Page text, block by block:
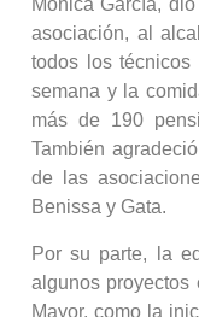
Mónica García,
asociación, al
todos los técnicos
semana y la
más de 190
También
de las
Benissa y Gata.
Por su parte, la
algunos proyectos
Mayor, como la